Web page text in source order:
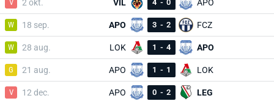
V 2 okt. VIL 4 - 0 APO
W 18 sep. APO 3 - 2 FCZ
W 28 aug. LOK 1 - 4 APO
G 21 aug. APO 1 - 1 LOK
V 12 dec. APO 0 - 2 LEG